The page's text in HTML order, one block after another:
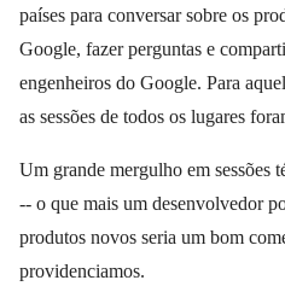
países para conversar sobre os
Google, fazer perguntas e
engenheiros do Google. Para
as sessões de todos os lugares
Um grande mergulho em sessões
-- o que mais um desenvolvedor
produtos novos seria um bom
providenciamos.